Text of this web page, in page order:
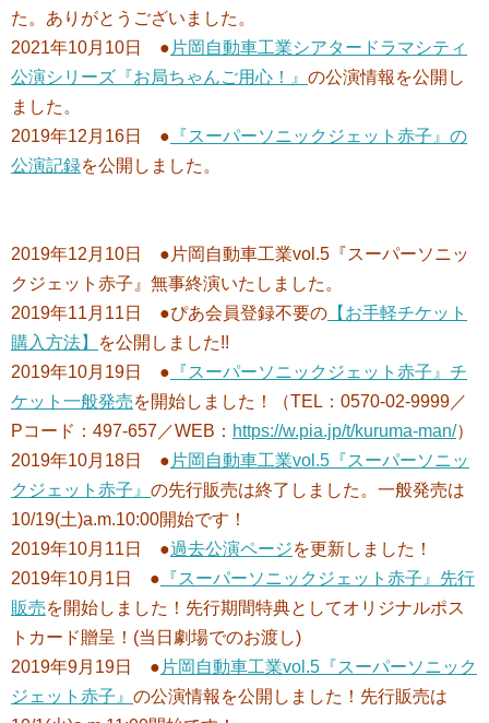
た。ありがとうございました。
2021年10月10日 ● 片岡自動車工業シアタードラマシティ
公演シリーズ『お局ちゃんご用心！』 の公演情報を公開し
ました。
2019年12月16日 ● 『スーパーソニックジェット赤子』の
公演記録を公開しました。
2019年12月10日 ●片岡自動車工業vol.5『スーパーソニッ
クジェット赤子』無事終演いたしました。
2019年11月11日 ●ぴあ会員登録不要の 【お手軽チケット
購入方法】
を公開しました!!
2019年10月19日 ● 『スーパーソニックジェット赤子』チ
ケット一般発売を開始しました！（TEL：0570-02-9999／
Pコード：497-657／WEB： https://w.pia.jp/t/kuruma-man/）
2019年10月18日 ● 片岡自動車工業vol.5『スーパーソニッ
クジェット赤子』 の先行販売は終了しました。一般発売は
10/19(土)a.m.10:00開始です！
2019年10月11日 ●過去公演ページを更新しました！
2019年10月1日 ● 『スーパーソニックジェット赤子』先行
販売を開始しました！先行期間特典としてオリジナルポス
トカード贈呈！(当日劇場でのお渡し)
2019年9月19日 ● 片岡自動車工業vol.5『スーパーソニック
ジェット赤子』 の公演情報を公開しました！先行販売は